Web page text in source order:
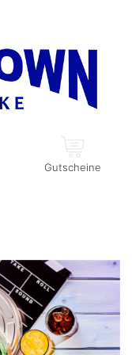
Gutscheine